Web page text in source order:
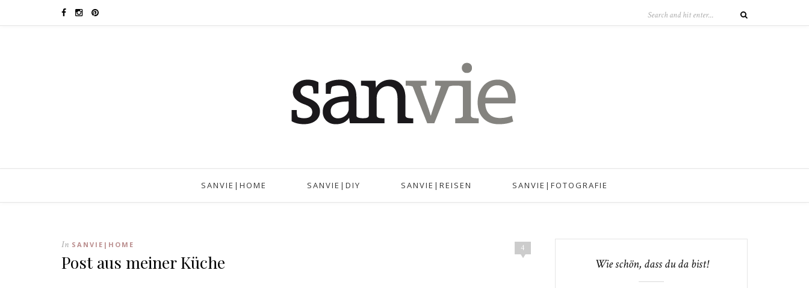
SANVIE|HOME SANVIE|DIY SANVIE|REISEN SANVIE|FOTOGRAFIE
4
In SANVIE|HOME
Post aus meiner Küche Wie schön, dass du da bist!